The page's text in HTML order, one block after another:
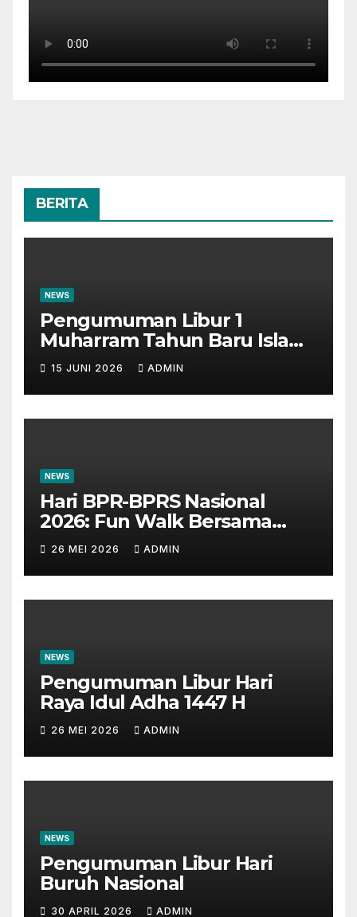
BERITA
NEWS
Pengumuman Libur 1
Muharram Tahun Baru Islam
1448H
15 JUNI 2026 ADMIN
NEWS
Hari BPR-BPRS Nasional
2026: Fun Walk Bersama
Masyarakat dan Insan
Perbankan
26 MEI 2026 ADMIN
NEWS
Pengumuman Libur Hari
Raya Idul Adha 1447 H
26 MEI 2026 ADMIN
NEWS
Pengumuman Libur Hari
Buruh Nasional
30 APRIL 2026 ADMIN